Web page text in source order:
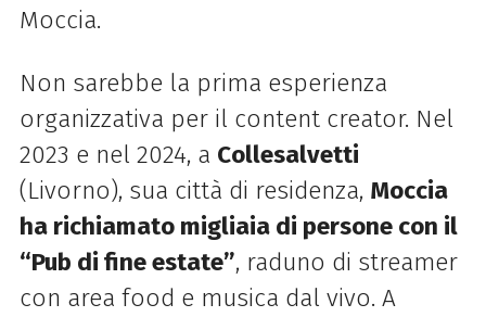
Moccia.
Non sarebbe la prima esperienza
organizzativa per il content creator. Nel
2023 e nel 2024, a Collesalvetti
(Livorno), sua città di residenza, Moccia
ha richiamato migliaia di persone con il
“Pub di fine estate”, raduno di streamer
con area food e musica dal vivo. A